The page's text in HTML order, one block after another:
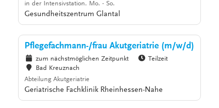
in der Intensivstation. Mo. - So.
Gesundheitszentrum Glantal
Pflegefachmann-/frau Akutgeriatrie (m/w/d)
zum nächstmöglichen Zeitpunkt
Teilzeit
Bad Kreuznach
Abteilung Akutgeriatrie
Geriatrische Fachklinik Rheinhessen-Nahe